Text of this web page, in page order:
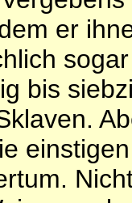
er
bis